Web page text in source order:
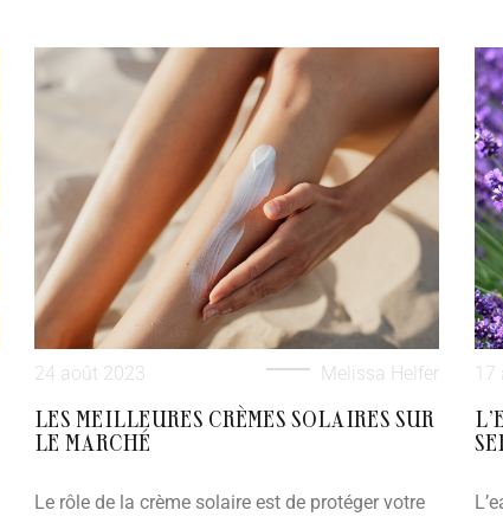
24 août 2023 Melissa Helfer
LES MEILLEURES CRÈMES SOLAIRES SUR
LE MARCHÉ
Le rôle de la crème solaire est de protéger votre
17